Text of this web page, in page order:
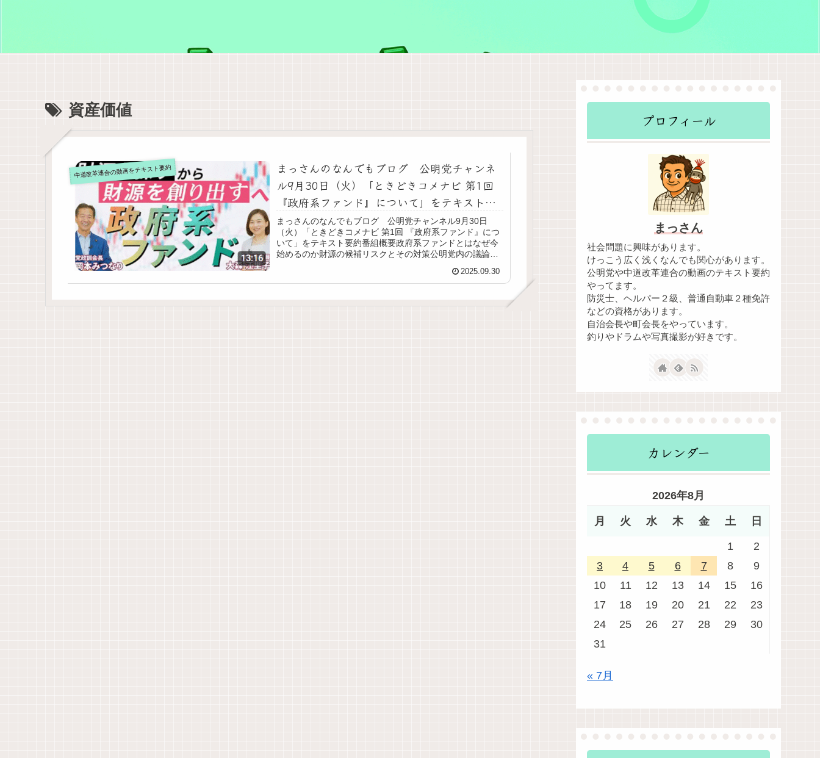
資産価値
中道改革連合の動画をテキスト要約
まっさんのなんでもブログ 公明党チャンネ
ル9月30日（火）「ときどきコメナビ 第1回
『政府系ファンド』について」をテキスト要
約
まっさんのなんでもブログ 公明党チャンネル9月30日
（火）「ときどきコメナビ 第1回 『政府系ファンド』につ
いて」をテキスト要約番組概要政府系ファンドとはなぜ今
始めるのか財源の候補リスクとその対策公明党内の議論状
2025.09.30
プロフィール
まっさん
社会問題に興味があります。
けっこう広く浅くなんでも関心があります。
公明党や中道改革連合の動画のテキスト要約
やってます。
防災士、ヘルパー２級、普通自動車２種免許
などの資格があります。
自治会長や町会長をやっています。
釣りやドラムや写真撮影が好きです。
カレンダー
2026年8月
月 火 水 木 金 土 日
1
2
3
4 5 6 7 8
9
10
11 12 13 14 15
16
17
18 19 20 21 22
23
24
25 26 27 28 29
30
31
« 7月